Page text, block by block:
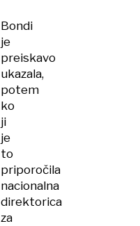
Bondi
je
preiskavo
ukazala,
potem
ko
ji
je
to
priporočila
nacionalna
direktorica
za